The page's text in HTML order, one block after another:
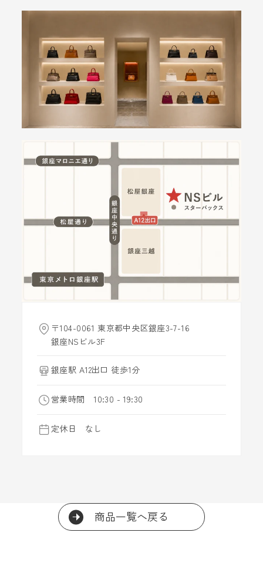
〒104-0061 東京都中央区銀座3-7-16
銀座NSビル3F
銀座駅 A12出口 徒歩1分
営業時間 10:30 - 19:30
定休日 なし
商品一覧へ戻る